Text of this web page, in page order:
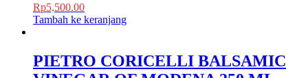
Rp5,500.00
Tambah ke keranjang
PIETRO CORICELLI BALSAMIC